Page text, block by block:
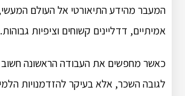
המעבר מהידע התיאורטי אל העולם
אמיתיים, דדליינים קשוחים וציפיות גבוהות.
כאשר מחפשים את העבודה הראשונה
לגובה השכר, אלא בעיקר להזדמנויות